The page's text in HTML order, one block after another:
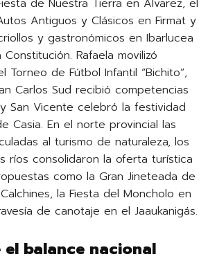
Antiguos y Clásicos en Firmat y
y gastronómicos en Ibarlucea
Rafaela movilizó
Torneo de Fútbol Infantil “Bichito”,
Carlos Sud recibió competencias
San Vicente celebró la festividad
Casia. En el norte provincial las
al turismo de naturaleza, los
ríos consolidaron la oferta turística
como la Gran Jineteada de
la Fiesta del Moncholo en
de canotaje en el Jaaukanigás.
el balance nacional